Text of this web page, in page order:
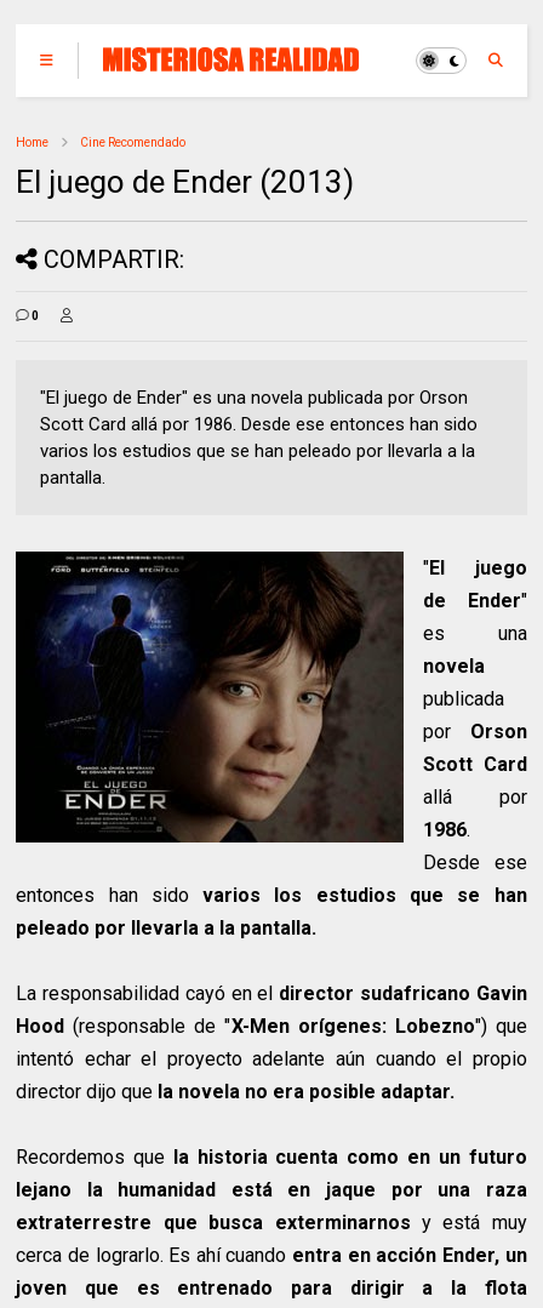
Home Cine Recomendado
El juego de Ender (2013)
COMPARTIR:
0
"El juego de Ender" es una novela publicada por Orson
Scott Card allá por 1986. Desde ese entonces han sido
varios los estudios que se han peleado por llevarla a la
pantalla.
"El juego
de Ender"
es una
novela
publicada
por Orson
Scott Card
allá por
1986.
Desde ese
entonces han sidovarios los estudios que se han
peleado por llevarla a la pantalla.
La responsabilidad cayó en el director sudafricano Gavin
Hood (responsable de "X-Men orígenes: Lobezno") que
intentó echar el proyecto adelante aún cuando el propio
director dijo que la novela no era posible adaptar.
Recordemos que la historia cuenta como en un futuro
lejano la humanidad está en jaque por una raza
extraterrestre
que busca exterminarnos y está muy
cerca de lograrlo. Es ahí cuando entra en acción Ender, un
joven que es entrenado para dirigir a la flota